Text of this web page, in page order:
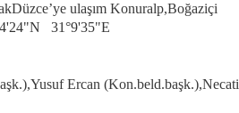
ulaşım Konuralp,Boğaziçi
31°9'35"E
Ercan (Kon.beld.başk.),Necati